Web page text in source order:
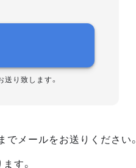
り致します。
でメールをお送りください。
す。